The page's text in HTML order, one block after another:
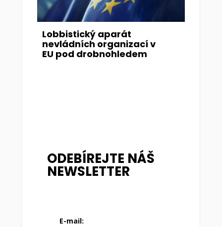
Lobbistický aparát
nevládních organizací v
EU pod drobnohledem
ODEBÍREJTE NÁŠ
NEWSLETTER
E-mail: